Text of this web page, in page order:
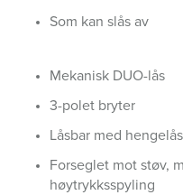
Som kan slås av
Mekanisk DUO-lås
3-polet bryter
Låsbar med hengelås
Forseglet mot støv,
høytrykksspyling